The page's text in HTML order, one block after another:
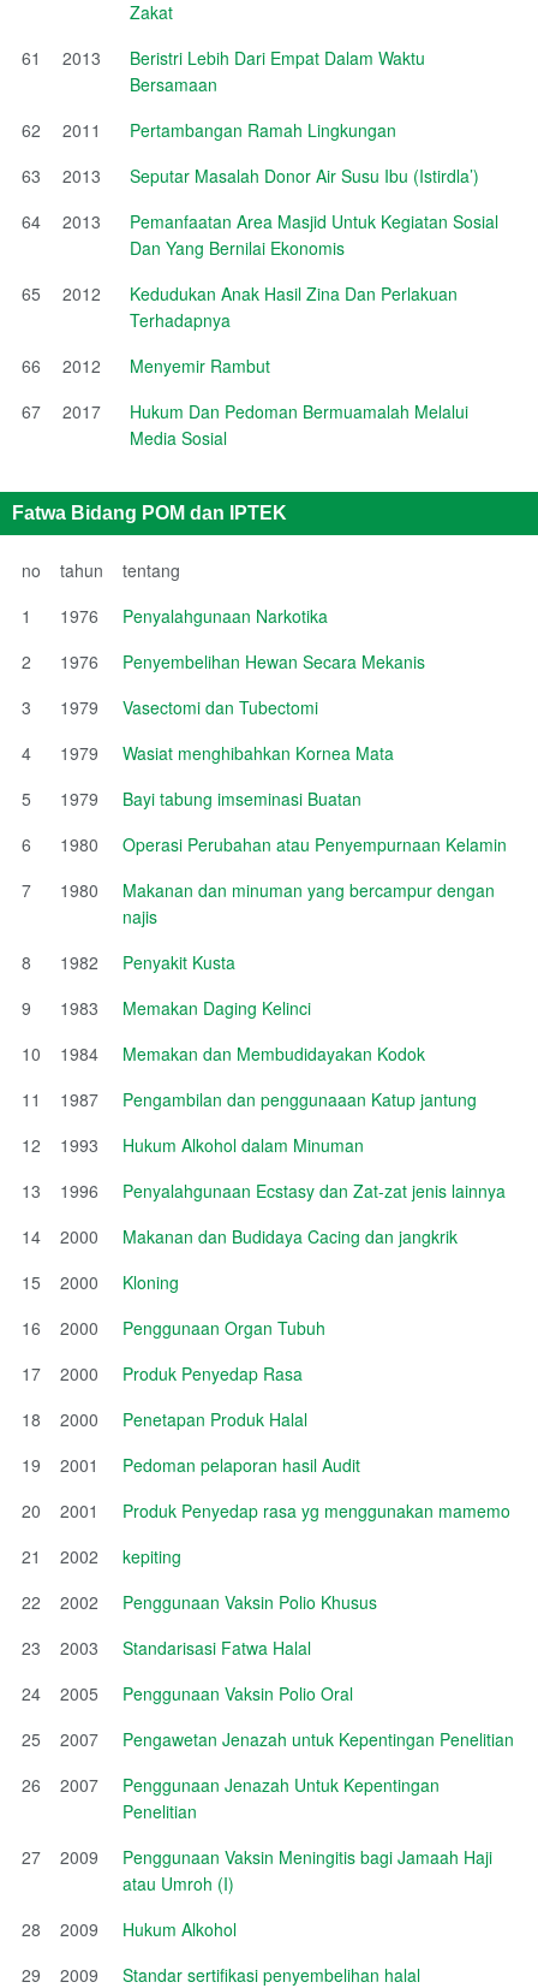
Zakat
61
2013
Beristri Lebih Dari Empat Dalam Waktu
Bersamaan
62
2011
Pertambangan Ramah Lingkungan
63
2013
Seputar Masalah Donor Air Susu Ibu (Istirdla’)
64
2013
Pemanfaatan Area Masjid Untuk Kegiatan Sosial
Dan Yang Bernilai Ekonomis
65
2012
Kedudukan Anak Hasil Zina Dan Perlakuan
Terhadapnya
66
2012
Menyemir Rambut
67
2017
Hukum Dan Pedoman Bermuamalah Melalui
Media Sosial
Fatwa Bidang POM dan IPTEK
no tahun
tentang
1
1976
Penyalahgunaan Narkotika
2
1976
Penyembelihan Hewan Secara Mekanis
3
1979
Vasectomi dan Tubectomi
4
1979
Wasiat menghibahkan Kornea Mata
5
1979
Bayi tabung imseminasi Buatan
6
1980
Operasi Perubahan atau Penyempurnaan Kelamin
7
1980
Makanan dan minuman yang bercampur dengan
najis
8
1982
Penyakit Kusta
9
1983
Memakan Daging Kelinci
10
1984
Memakan dan Membudidayakan Kodok
11
1987
Pengambilan dan penggunaaan Katup jantung
12
1993
Hukum Alkohol dalam Minuman
13
1996
Penyalahgunaan Ecstasy dan Zat-zat jenis lainnya
14
2000
Makanan dan Budidaya Cacing dan jangkrik
15
2000
Kloning
16
2000
Penggunaan Organ Tubuh
17
2000
Produk Penyedap Rasa
18
2000
Penetapan Produk Halal
19
2001
Pedoman pelaporan hasil Audit
20
2001
Produk Penyedap rasa yg menggunakan mamemo
21
2002
kepiting
22
2002
Penggunaan Vaksin Polio Khusus
23
2003
Standarisasi Fatwa Halal
24
2005
Penggunaan Vaksin Polio Oral
25
2007
Pengawetan Jenazah untuk Kepentingan Penelitian
26
2007
Penggunaan Jenazah Untuk Kepentingan
Penelitian
27
2009
Penggunaan Vaksin Meningitis bagi Jamaah Haji
atau Umroh (I)
28
2009
Hukum Alkohol
29
2009
Standar sertifikasi penyembelihan halal